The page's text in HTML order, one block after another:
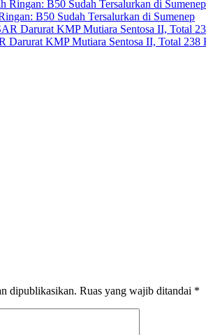
B50 Sudah Tersalurkan di Sumenep
Darurat KMP Mutiara Sentosa II, Total 238
dipublikasikan. Ruas yang wajib ditandai *